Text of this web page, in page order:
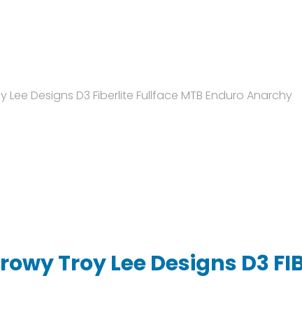
Troy Lee Designs D3